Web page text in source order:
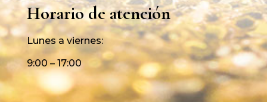
Horario de atención
Lunes a viernes:
9:00 – 17:00